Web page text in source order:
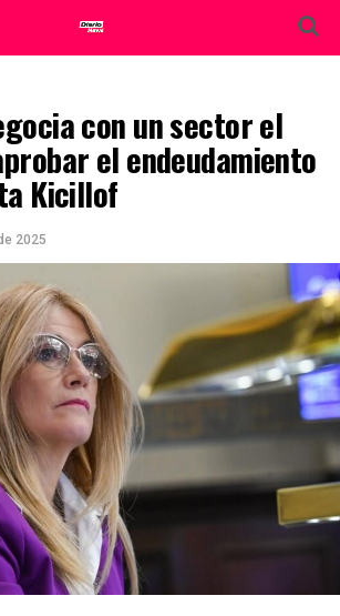
con un sector el
el endeudamiento
Kicillof
2025